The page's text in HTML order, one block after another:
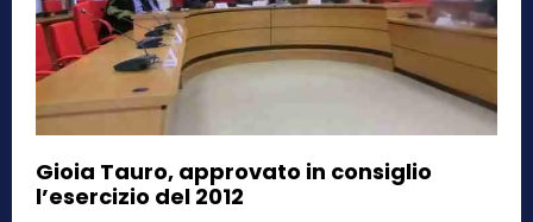
Gioia Tauro, approvato in consiglio
l’esercizio del 2012